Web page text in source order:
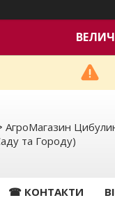
АгроМагазин
та Городу)
☎ КОНТАКТИ